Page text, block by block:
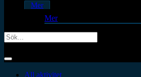
Mer
Mer
All aktivitet